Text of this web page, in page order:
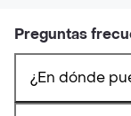
Preguntas
¿En dónde